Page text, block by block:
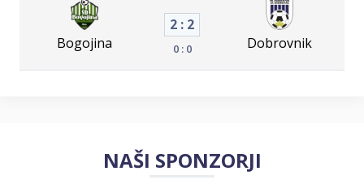
Bogojina
2 : 2
0 : 0 Dobrovnik
NAŠI SPONZORJI